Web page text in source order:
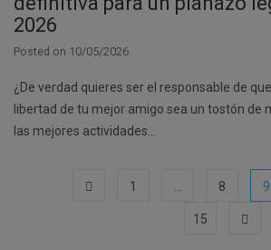
2026
Posted on 10/05/2026
¿De verdad quieres ser el responsable de
libertad de tu mejor amigo sea un tostón de
las mejores actividades…
1 8 9
15